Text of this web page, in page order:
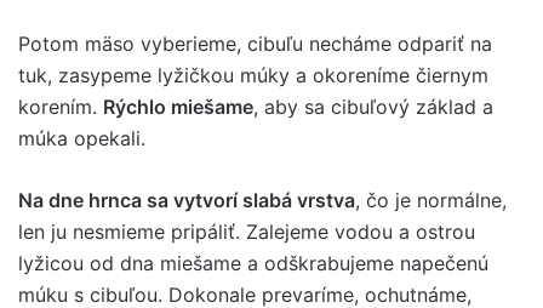
Potom mäso vyberieme, cibuľu necháme odpariť na
tuk, zasypeme lyžičkou múky a okoreníme čiernym
korením. Rýchlo miešame, aby sa cibuľový základ a
múka opekali.
Na dne hrnca sa vytvorí slabá vrstva, čo je normálne,
len ju nesmieme pripáliť. Zalejeme vodou a ostrou
lyžicou od dna miešame a odškrabujeme napečenú
múku s cibuľou. Dokonale prevaríme, ochutnáme,